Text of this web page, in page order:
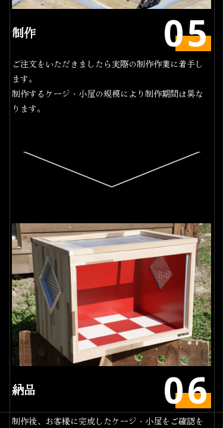
制作
ご注文をいただきましたら実際の制作作業に着手し
ます。
制作するケージ・小屋の規模により制作期間は異な
ります。
納品
制作後、お客様に完成したケージ・小屋をご確認を